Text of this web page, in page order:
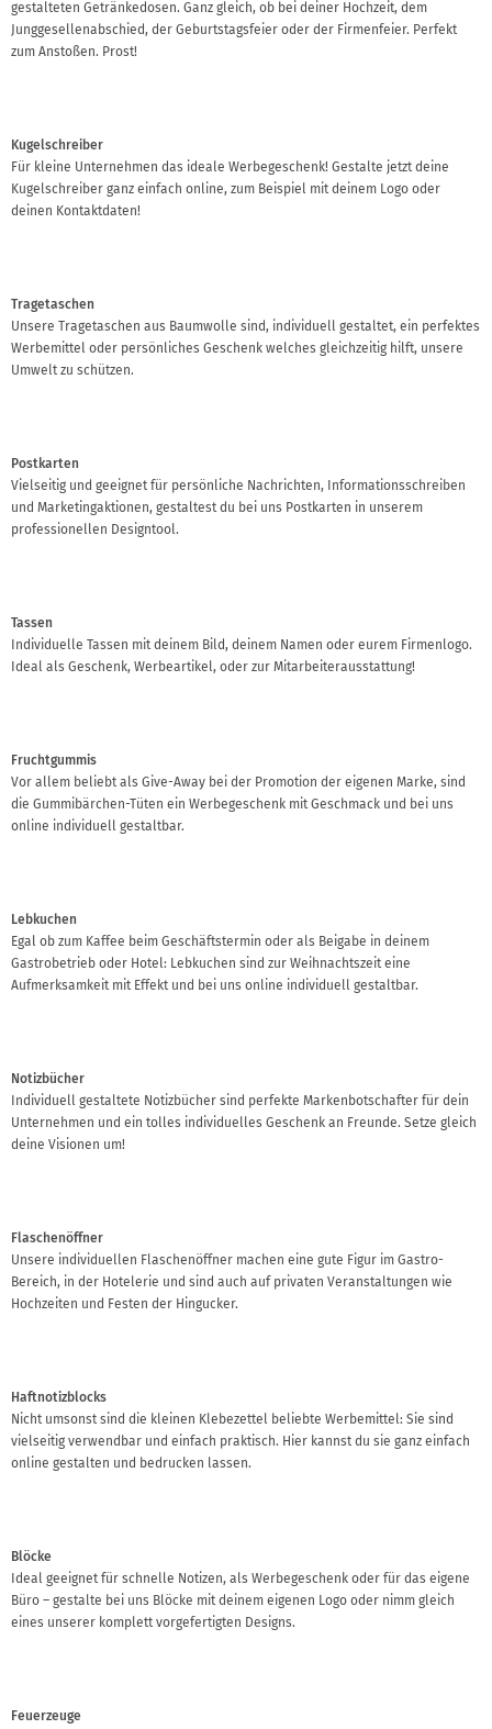
gestalteten Getränkedosen. Ganz gleich, ob bei deiner Hochzeit, dem
Junggesellenabschied, der Geburtstagsfeier oder der Firmenfeier. Perfekt
zum Anstoßen. Prost!
Kugelschreiber
Für kleine Unternehmen das ideale Werbegeschenk! Gestalte jetzt deine
Kugelschreiber ganz einfach online, zum Beispiel mit deinem Logo oder
deinen Kontaktdaten!
Tragetaschen
Unsere Tragetaschen aus Baumwolle sind, individuell gestaltet, ein perfektes
Werbemittel oder persönliches Geschenk welches gleichzeitig hilft, unsere
Umwelt zu schützen.
Postkarten
Vielseitig und geeignet für persönliche Nachrichten, Informationsschreiben
und Marketingaktionen, gestaltest du bei uns Postkarten in unserem
professionellen Designtool.
Tassen
Individuelle Tassen mit deinem Bild, deinem Namen oder eurem Firmenlogo.
Ideal als Geschenk, Werbeartikel, oder zur Mitarbeiterausstattung!
Fruchtgummis
Vor allem beliebt als Give-Away bei der Promotion der eigenen Marke, sind
die Gummibärchen-Tüten ein Werbegeschenk mit Geschmack und bei uns
online individuell gestaltbar.
Lebkuchen
Egal ob zum Kaffee beim Geschäftstermin oder als Beigabe in deinem
Gastrobetrieb oder Hotel: Lebkuchen sind zur Weihnachtszeit eine
Aufmerksamkeit mit Effekt und bei uns online individuell gestaltbar.
Notizbücher
Individuell gestaltete Notizbücher sind perfekte Markenbotschafter für dein
Unternehmen und ein tolles individuelles Geschenk an Freunde. Setze gleich
deine Visionen um!
Flaschenöffner
Unsere individuellen Flaschenöffner machen eine gute Figur im Gastro-
Bereich, in der Hotelerie und sind auch auf privaten Veranstaltungen wie
Hochzeiten und Festen der Hingucker.
Haftnotizblocks
Nicht umsonst sind die kleinen Klebezettel beliebte Werbemittel: Sie sind
vielseitig verwendbar und einfach praktisch. Hier kannst du sie ganz einfach
online gestalten und bedrucken lassen.
Blöcke
Ideal geeignet für schnelle Notizen, als Werbegeschenk oder für das eigene
Büro – gestalte bei uns Blöcke mit deinem eigenen Logo oder nimm gleich
eines unserer komplett vorgefertigten Designs.
Feuerzeuge